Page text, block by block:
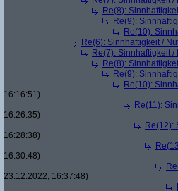
Re(8):
Re(9):
Re(10):
Re(6): Sinnhaftigkeit /
Re(7): Sinnhaftigkeit
Re(8):
Re(9):
Re(10):
16:16:51)
Re(11):
16:26:35)
Re(12):
16:28:38)
16:30:48)
23.12.2022, 16:37:48)